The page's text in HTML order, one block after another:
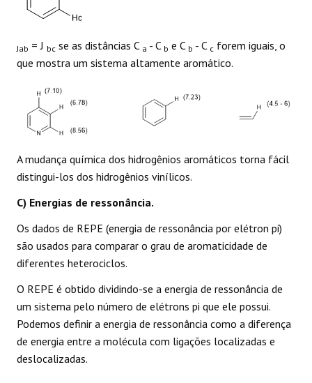
Jab = J bc se as distâncias C a - C b e C b - C c forem iguais, o
que mostra um sistema altamente aromático.
A mudança química dos hidrogênios aromáticos torna fácil
distingui-los dos hidrogênios vinílicos.
C) Energias de ressonância.
Os dados de REPE (energia de ressonância por elétron pi)
são usados para comparar o grau de aromaticidade de
diferentes heterociclos.
O REPE é obtido dividindo-se a energia de ressonância de
um sistema pelo número de elétrons pi que ele possui.
Podemos definir a energia de ressonância como a diferença
de energia entre a molécula com ligações localizadas e
deslocalizadas.